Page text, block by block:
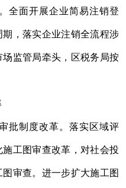
全面开展企业简易注销登
，落实企业注销全流程涉
监管局牵头，区税务局按
批制度改革。落实区域评
工图审查改革，对社会投
审查。进一步扩大施工图